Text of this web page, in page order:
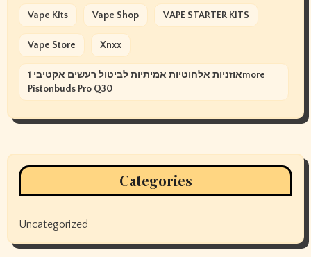
Vape Kits Vape Shop VAPE STARTER KITS
Vape Store Xnxx
אוזניות אלחוטיות אמיתיות לביטול רעשים אקטיבי 1more
Pistonbuds Pro Q30
Categories
Uncategorized